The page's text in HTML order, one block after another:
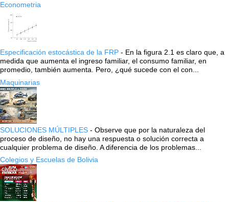
Econometria
Especificación estocástica de la FRP - En la figura 2.1 es claro que, a
medida que aumenta el ingreso familiar, el consumo familiar, en
promedio, también aumenta. Pero, ¿qué sucede con el con...
Maquinarias
SOLUCIONES MÚLTIPLES - Observe que por la naturaleza del
proceso de diseño, no hay una respuesta o solución correcta a
cualquier problema de diseño. A diferencia de los problemas...
Colegios y Escuelas de Bolivia